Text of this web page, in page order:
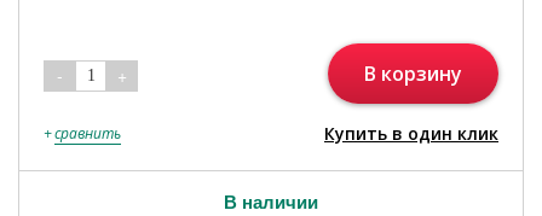
- 1 + В корзину
+сравнить Купить в один клик
В наличии